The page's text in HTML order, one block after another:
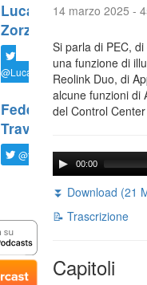
Luca
Zorzi
@LucaTNT
Federico
Travaini
@ftrava
14 marzo 2025 -
Si parla di PEC,
una funzione di
Reolink Duo, di
alcune funzioni di
del Control
00:00
⏬ Download (21
📝 Trascrizione
Capitoli